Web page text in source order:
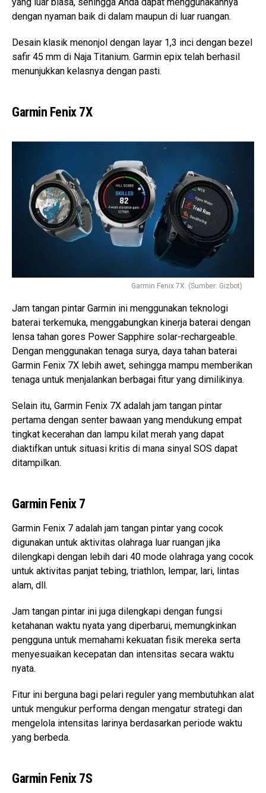
dengan nyaman baik di dalam maupun di luar ruangan.
Desain klasik menonjol dengan layar 1,3 inci dengan bezel
safir 45 mm di Naja Titanium. Garmin epix telah berhasil
menunjukkan kelasnya dengan pasti.
Garmin Fenix 7X
Garmin Fenix 7X. (Sumber: Gizbot)
Jam tangan pintar Garmin ini menggunakan teknologi
baterai terkemuka, menggabungkan kinerja baterai dengan
lensa tahan gores Power Sapphire solar-rechargeable.
Dengan menggunakan tenaga surya, daya tahan baterai
Garmin Fenix 7X lebih awet, sehingga mampu memberikan
tenaga untuk menjalankan berbagai fitur yang dimilikinya.
Selain itu, Garmin Fenix 7X adalah jam tangan pintar
pertama dengan senter bawaan yang mendukung empat
tingkat kecerahan dan lampu kilat merah yang dapat
diaktifkan untuk situasi kritis di mana sinyal SOS dapat
ditampilkan.
Garmin Fenix 7
Garmin Fenix 7 adalah jam tangan pintar yang cocok
digunakan untuk aktivitas olahraga luar ruangan jika
dilengkapi dengan lebih dari 40 mode olahraga yang cocok
untuk aktivitas panjat tebing, triathlon, lempar, lari, lintas
alam, dll.
Jam tangan pintar ini juga dilengkapi dengan fungsi
ketahanan waktu nyata yang diperbarui, memungkinkan
pengguna untuk memahami kekuatan fisik mereka serta
menyesuaikan kecepatan dan intensitas secara waktu
nyata.
Fitur ini berguna bagi pelari reguler yang membutuhkan alat
untuk mengukur performa dengan mengatur strategi dan
mengelola intensitas larinya berdasarkan periode waktu
yang berbeda.
Garmin Fenix 7S